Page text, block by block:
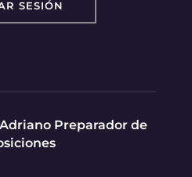
SESIÓN
Preparador de